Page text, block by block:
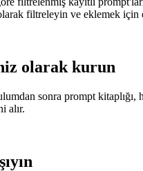
filtreleyin ve eklemek için
olarak kurun
sonra prompt
alır.